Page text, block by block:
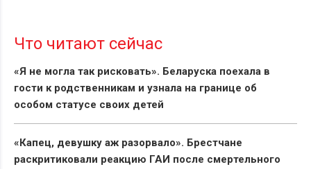
Что читают сейчас
«Я не могла так рисковать». Беларуска поехала в
гости к родственникам и узнала на границе об
особом статусе своих детей
«Капец, девушку аж разорвало». Брестчане
раскритиковали реакцию ГАИ после смертельного